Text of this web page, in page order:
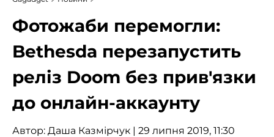
Фотожаби перемогли:
Bethesda перезапустить
реліз Doom без прив'язки
до онлайн-аккаунту
Автор: Даша Казмірчук | 29 липня 2019, 11:30